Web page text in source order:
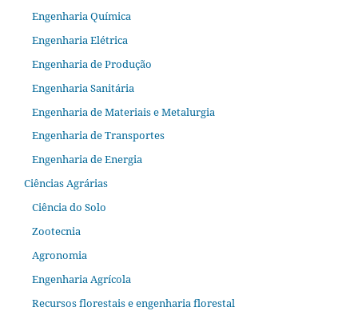
Engenharia Química
Engenharia Elétrica
Engenharia de Produção
Engenharia Sanitária
Engenharia de Materiais e Metalurgia
Engenharia de Transportes
Engenharia de Energia
Ciências Agrárias
Ciência do Solo
Zootecnia
Agronomia
Engenharia Agrícola
Recursos florestais e engenharia florestal